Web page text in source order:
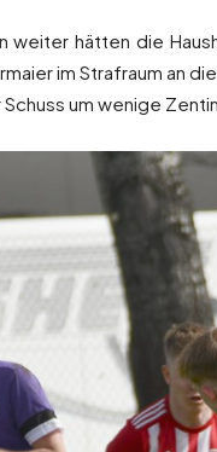
weiter hätten die
im Strafraum an
um wenige